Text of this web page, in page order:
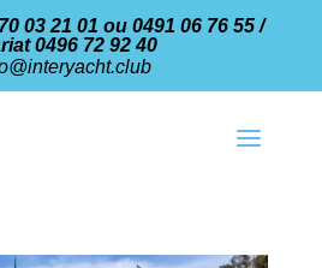
03 21 01 ou 0491 06 76 55 /
0496 72 92 40